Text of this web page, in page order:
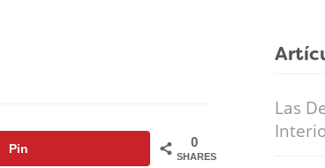
0
SHARES
Pin
Las